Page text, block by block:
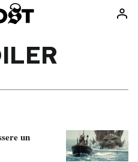
Consumismi
un